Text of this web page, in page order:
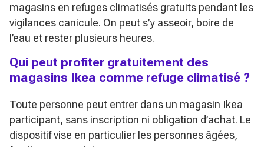
magasins en refuges climatisés gratuits pendant les
vigilances canicule. On peut s’y asseoir, boire de
l’eau et rester plusieurs heures.
Qui peut profiter gratuitement des
magasins Ikea comme refuge climatisé ?
Toute personne peut entrer dans un magasin Ikea
participant, sans inscription ni obligation d’achat. Le
dispositif vise en particulier les personnes âgées,